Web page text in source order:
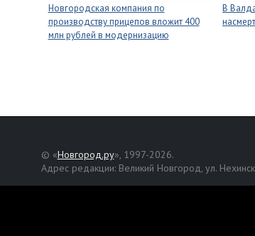
Новгородская компания по
производству прицепов вложит 400
млн рублей в модернизацию
В
© «Новгород.ру», 1997-2026.
Адрес редакции: Великий Новгород, ул.
,